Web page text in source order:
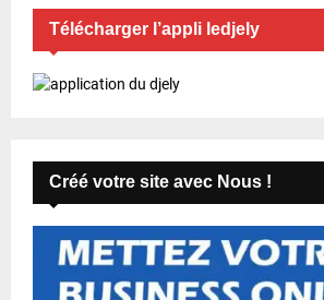
Télécharger l’appli ledjely
Créé votre site avec Nous !